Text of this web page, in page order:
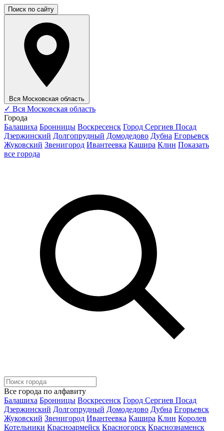
Поиск по сайту
Вся Московская область
✓ Вся Московская область
Города
Балашиха Бронницы Воскресенск Город Сергиев Посад
Дзержинский Долгопрудный Домодедово Дубна Егорьевск
Жуковский Звенигород Ивантеевка Кашира Клин Показать
все города
Все города по алфавиту
Балашиха Бронницы Воскресенск Город Сергиев Посад
Дзержинский Долгопрудный Домодедово Дубна Егорьевск
Жуковский Звенигород Ивантеевка Кашира Клин Королев
Котельники Красноармейск Красногорск Краснознаменск